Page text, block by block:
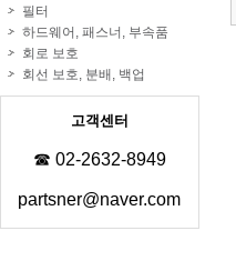
필터
하드웨어, 패스너, 부속품
회로 보호
회선 보호, 분배, 백업
고객센터
☎ 02-2632-8949
partsner@naver.com